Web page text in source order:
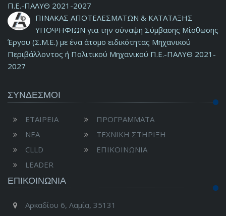
Π.Ε.-ΠΑΛΥΘ 2021-2027
ΠΙΝΑΚΑΣ ΑΠΟΤΕΛΕΣΜΑΤΩΝ & ΚΑΤΑΤΑΞΗΣ
ΥΠΟΨΗΦΙΩΝ για την σύναψη Σύμβασης Μίσθωσης
Έργου (Σ.Μ.Ε.) με ένα άτομο ειδικότητας Μηχανικού
Περιβάλλοντος ή Πολιτικού Μηχανικού Π.Ε.-ΠΑΛΥΘ 2021-
2027
ΣΥΝΔΕΣΜΟΙ
ΕΤΑΙΡΕΙΑ
ΝΕΑ
CLLD
LEADER
ΠΡΟΓΡΑΜΜΑΤΑ
ΤΕΧΝΙΚΗ ΣΤΗΡΙΞΗ
ΕΠΙΚΟΙΝΩΝΙΑ
ΕΠΙΚΟΙΝΩΝΊΑ
Αρκαδίου 6, Λαμία, 35131